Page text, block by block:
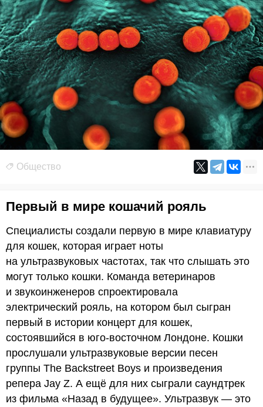
Общество
Первый в мире кошачий рояль
Специалисты создали первую в мире клавиатуру
для кошек, которая играет ноты
на ультразвуковых частотах, так что слышать это
могут только кошки. Команда ветеринаров
и звукоинженеров спроектировала
электрический рояль, на котором был сыгран
первый в истории концерт для кошек,
состоявшийся в юго-восточном Лондоне. Кошки
прослушали ультразвуковые версии песен
группы The Backstreet Boys и произведения
репера Jay Z. А ещё для них сыграли саундтрек
из фильма «Назад в будущее». Ультразвук — это